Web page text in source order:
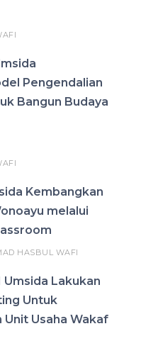
Pengendalian
Bangun Budaya
Kembangkan
melalui
HASBUL WAFI
Umsida Lakukan
Untuk
Usaha Wakaf